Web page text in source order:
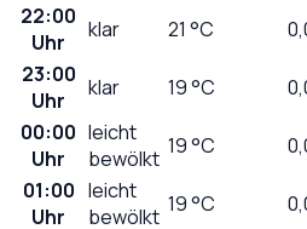
22:00
Uhr
klar 21 °C
23:00
Uhr
klar 19°C
00:00
Uhr
leicht
bewölkt 19°C
01:00
Uhr
leicht
bewölkt 19°C